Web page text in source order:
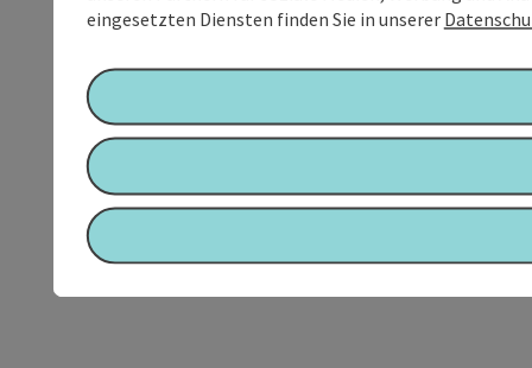
eingesetzten Diensten finden Sie in unserer